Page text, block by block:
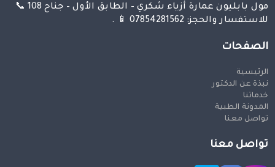
مول بابليون عمارة أزياء شكري – الطابق الأول – جناح 108 📞
للاستفسار والحجز: 07854281562 📱 .
الصفحات
الرئيسية
نبذة عن الدكتور
خدماتنا
المدونة الطبية
تواصل معنا
تواصل معنا